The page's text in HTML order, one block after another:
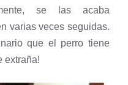
se las acaba
varias veces seguidas.
que el perro tiene
extraña!